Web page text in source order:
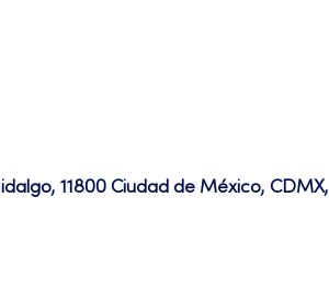
11800 Ciudad de México, CDMX,